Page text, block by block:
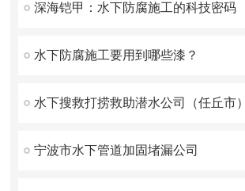
深海铠甲：水下防腐施工的科技密码
水下防腐施工要用到哪些漆？
水下搜救打捞救助潜水公司（任丘市）
宁波市水下管道加固堵漏公司